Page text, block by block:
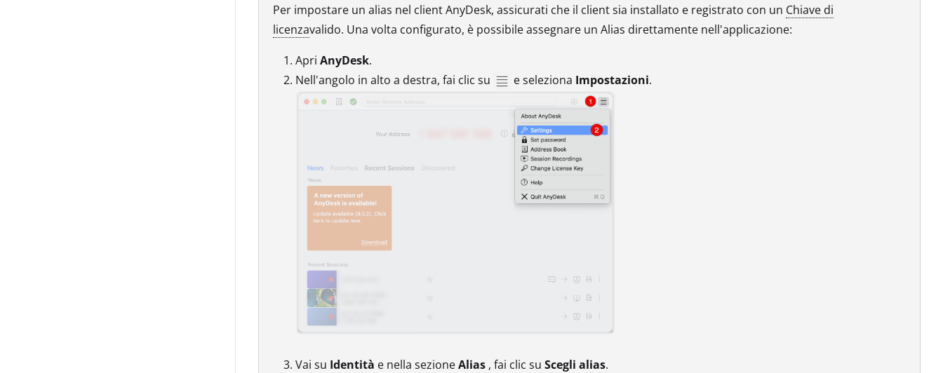
Per impostare un alias nel client AnyDesk, assicurati che il client sia installato e registrato con un Chiave di
licenzavalido. Una volta configurato, è possibile assegnare un Alias direttamente nell'applicazione:
Apri AnyDesk.
Nell'angolo in alto a destra, fai clic su
e seleziona Impostazioni.
Vai su Identità e nella sezioneAlias , fai clic su Scegli alias.